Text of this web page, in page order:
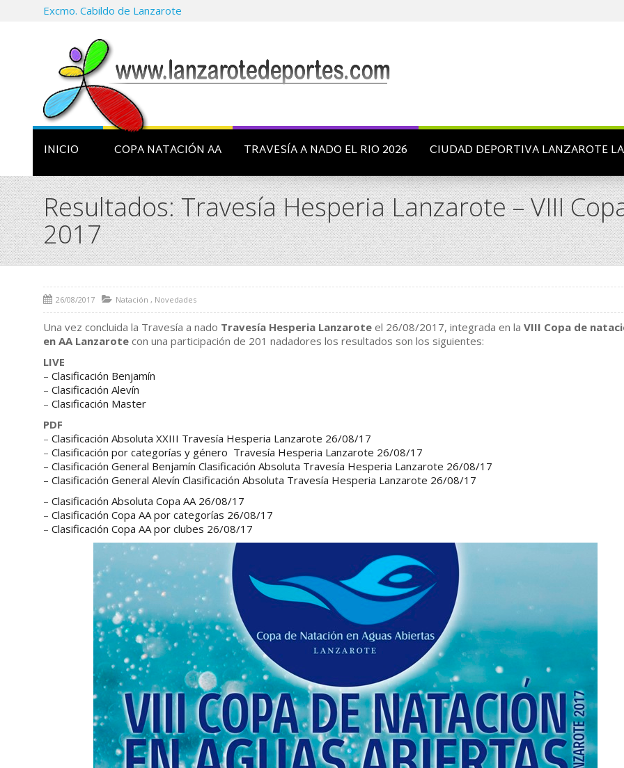
Excmo. Cabildo de Lanzarote
INICIO COPA NATACIÓN AA TRAVESÍA A NADO EL RIO 2026 CIUDAD DEPORTIVA LANZAROTE
Resultados: Travesía Hesperia Lanzarote – VIII
2017
26/08/2017 Natación , Novedades
Una vez concluida la Travesía a nado Travesía Hesperia Lanzarote el 26/08/2017, integrada en la VIII Copa de
en AA Lanzarote con una participación de 201 nadadores los resultados son los siguientes:
LIVE
– Clasificación Benjamín
– Clasificación Alevín
– Clasificación Master
PDF
– Clasificación Absoluta XXIII Travesía Hesperia Lanzarote 26/08/17
– Clasificación por categorías y género Travesía Hesperia Lanzarote 26/08/17
– Clasificación General Benjamín Clasificación Absoluta Travesía Hesperia Lanzarote 26/08/17
– Clasificación General Alevín Clasificación Absoluta Travesía Hesperia Lanzarote 26/08/17
– Clasificación Absoluta Copa AA 26/08/17
– Clasificación Copa AA por categorías 26/08/17
– Clasificación Copa AA por clubes 26/08/17